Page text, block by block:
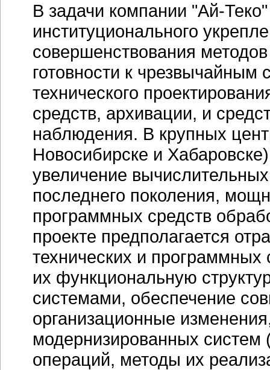
В задачи компании "Ай-Теко"
институционального
совершенствования
готовности к
технического
средств, архивации, и
наблюдения. В крупных
Новосибирске и
увеличение
последнего поколения,
программных средств
проекте предполагается
технических и
их функциональную
системами, обеспечение
организационные
модернизированных систем
операций, методы их